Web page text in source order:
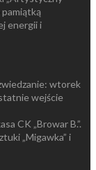
pamiątką
energii i
wtorek
wejście
CK „Browar B.”.
„Migawka” i